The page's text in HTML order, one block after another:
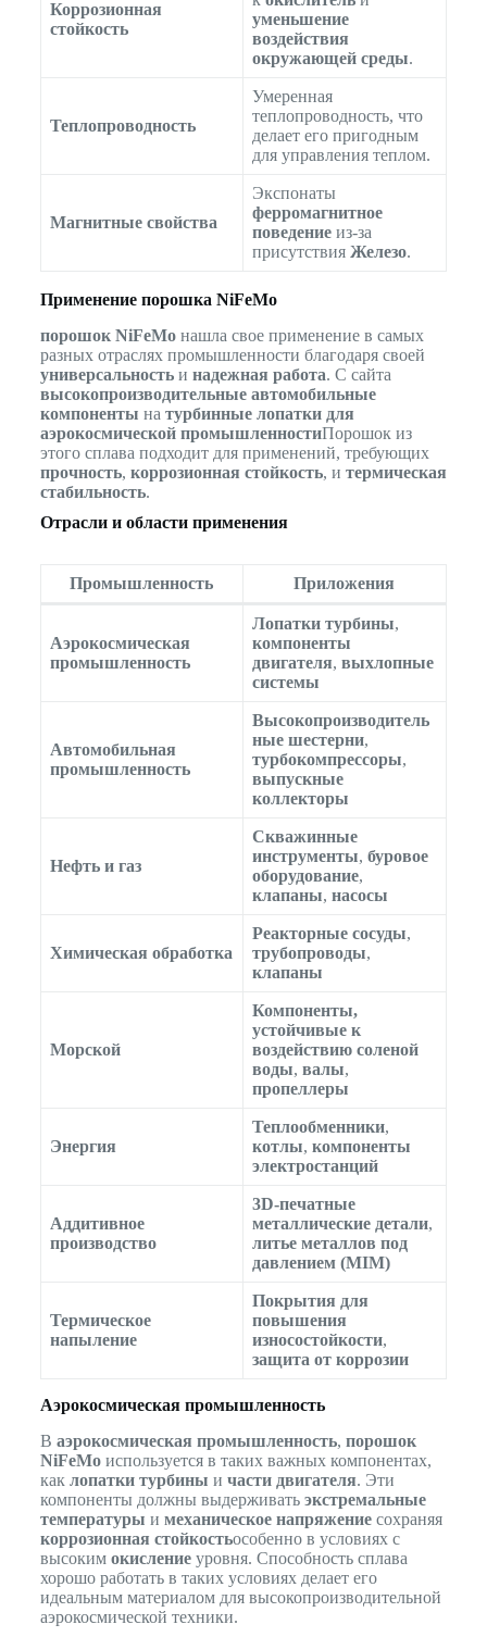
Коррозионная
стойкость
уменьшение
воздействия
окружающей среды.
Теплопроводность
Умеренная
теплопроводность, что
делает его пригодным
для управления теплом.
Магнитные свойства
Экспонаты
ферромагнитное
поведениеиз-за
присутствия Железо.
Применение порошка NiFeMo
порошок NiFeMoнашла свое применение в самых
разных отраслях промышленности благодаря своей
универсальностьи надежная работа. С сайта
высокопроизводительные автомобильные
компоненты на турбинные лопатки для
аэрокосмической промышленностиПорошок из
этого сплава подходит для применений, требующих
прочность, коррозионная стойкость, и термическая
стабильность.
Отрасли и области применения
Промышленность Приложения
Аэрокосмическая
промышленность
Лопатки турбины,
компоненты
двигателя, выхлопные
системы
Автомобильная
промышленность
Высокопроизводитель
ные шестерни,
турбокомпрессоры,
выпускные
коллекторы
Нефть и газ
Скважинные
инструменты, буровое
оборудование,
клапаны, насосы
Химическая обработка
Реакторные сосуды,
трубопроводы,
клапаны
Морской
Компоненты,
устойчивые к
воздействию соленой
воды, валы,
пропеллеры
Энергия
Теплообменники,
котлы, компоненты
электростанций
Аддитивное
производство
3D-печатные
металлические детали,
литье металлов под
давлением (MIM)
Термическое
напыление
Покрытия для
повышения
износостойкости,
защита от коррозии
Аэрокосмическая промышленность
В аэрокосмическая промышленность, порошок
NiFeMoиспользуется в таких важных компонентах,
как лопатки турбины и части двигателя. Эти
компоненты должны выдерживать экстремальные
температуры и механическое напряжениесохраняя
коррозионная стойкостьособенно в условиях с
высоким окислениеуровня. Способность сплава
хорошо работать в таких условиях делает его
идеальным материалом для высокопроизводительной
аэрокосмической техники.